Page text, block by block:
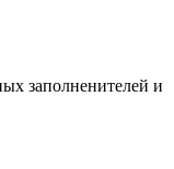
заполненителей и